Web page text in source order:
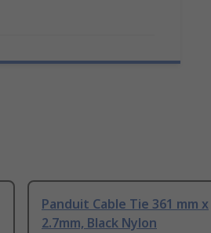
Panduit Cable Tie 361 mm x
2.7mm, Black Nylon